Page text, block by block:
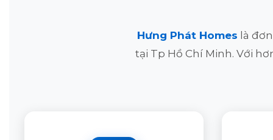
Hưng Phát Homes là
tại Tp Hồ Chí Minh. Với